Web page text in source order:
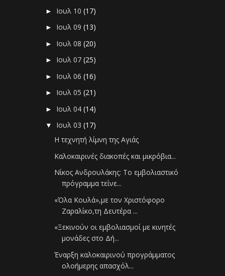
► Ιουλ 10(17)
► Ιουλ 09(13)
► Ιουλ 08(20)
► Ιουλ 07(25)
► Ιουλ 06(16)
► Ιουλ 05(21)
► Ιουλ 04(14)
▼ Ιουλ 03(17)
Η τεχνητή λίμνη της Αγιάς
Καλοκαιρινές διακοπές και μικρόβια...
Νίκος Ανδρουλάκης: Το εμβολιαστικό
πρόγραμμα τείνε...
«Όλα Κουλά»,με τον Χριστόφορο
Ζαραλίκο,τη Δευτέρα ...
«Ξεκινούν οι εμβολιασμοί με κινητές
μονάδες στο Δή...
Έναρξη καλοκαιρινού προγράμματος
ολοήμερης απασχόλ...